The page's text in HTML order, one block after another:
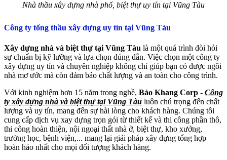
Nhà thầu xây dựng nhà phố, biệt thự uy tín tại Vũng Tàu
Công ty tổng thầu xây dựng uy tín tại Vũng Tàu
Xây dựng nhà và biệt thự tại Vũng Tàu là một quá trình đòi hỏi
sự chuẩn bị kỹ lưỡng và lựa chọn đúng đắn. Việc chọn một công ty
xây dựng uy tín và chuyên nghiệp không chỉ giúp bạn có được ngôi
nhà mơ ước mà còn đảm bảo chất lượng và an toàn cho công trình.
Với kinh nghiệm hơn 15 năm trong nghề, Bảo Khang Corp - Công
ty xây dựng nhà và biệt thự tại Vũng Tàu luôn chú trọng đến chất
lượng và uy tín, mang đến sự hài lòng cho khách hàng. Chúng tôi
cung cấp dịch vụ xay dựng trọn gói từ thiết kế và thi công phần thô,
thi công hoàn thiện, nội ngoại thất nhà ở, biệt thự, kho xưởng,
trường học, bệnh viện,... mang lại giải pháp xây dựng tổng hợp
hoàn hảo nhất cho mọi đối tượng khách hàng.